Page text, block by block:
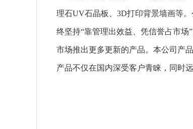
理石UV石晶板 3D打印背景墙画等。
终坚持“靠管理出效益、凭信誉占市
市场推出更多更新的产品。本公司产
产品不仅在国内深受客户青睐，同时